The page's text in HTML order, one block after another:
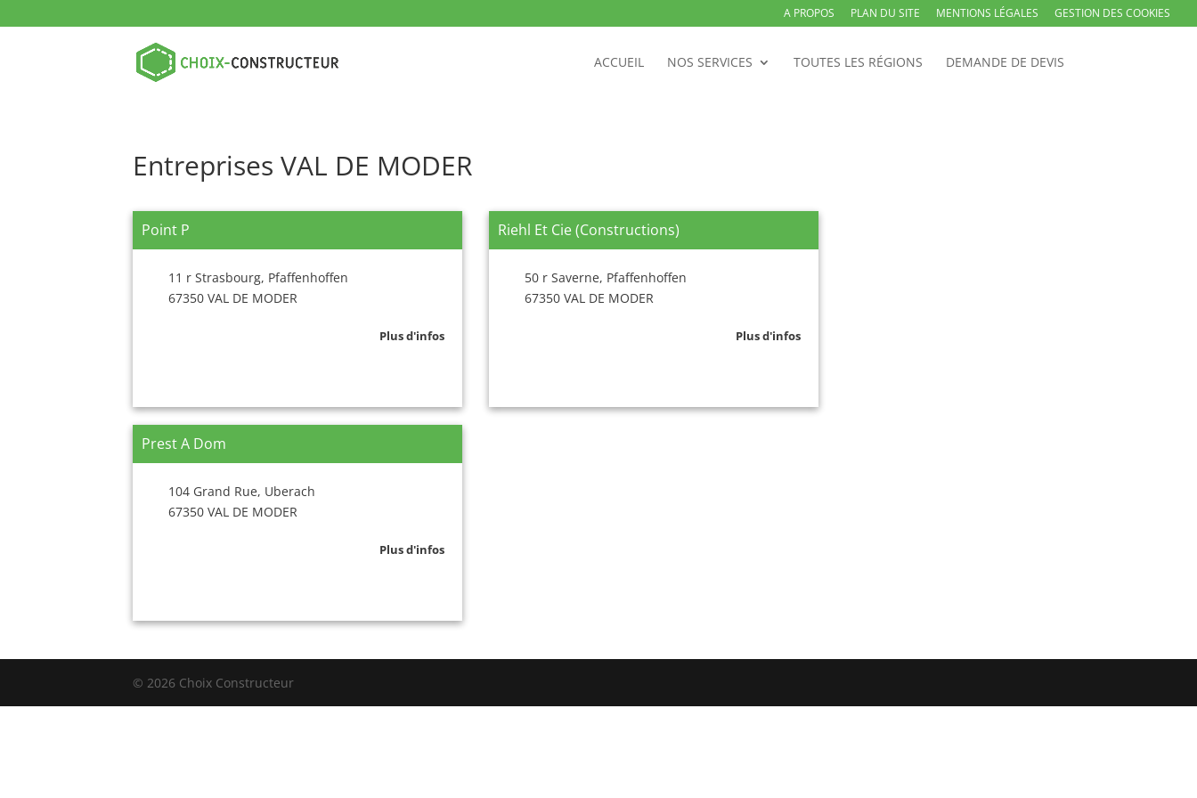
A PROPOS PLAN DU SITE MENTIONS LÉGALES GESTION DES COOKIES
ACCUEIL NOS SERVICES TOUTES LES RÉGIONS DEMANDE DE DEVIS
Entreprises VAL DE MODER
Point P
11 r Strasbourg, Pfaffenhoffen
67350 VAL DE MODER
Plus d'infos
Riehl Et Cie (Constructions)
50 r Saverne, Pfaffenhoffen
67350 VAL DE MODER
Plus d'infos
Prest A Dom
104 Grand Rue, Uberach
67350 VAL DE MODER
Plus d'infos
© 2026 Choix Constructeur